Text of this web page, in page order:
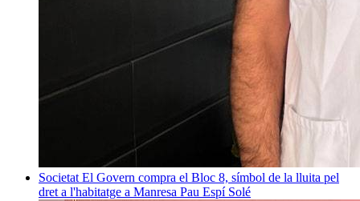
Societat El Govern compra el Bloc 8, símbol de la lluita pel
dret a l'habitatge a Manresa Pau Espí Solé